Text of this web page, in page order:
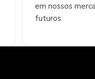
em nossos
futuros